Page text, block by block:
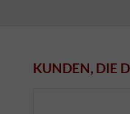
KUNDEN, DIE